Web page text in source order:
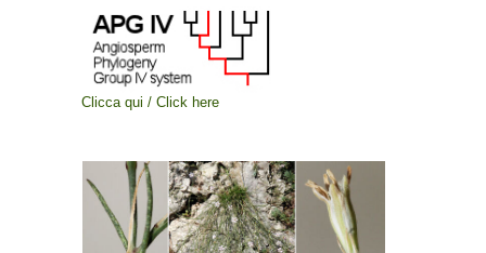
Clicca qui / Click here